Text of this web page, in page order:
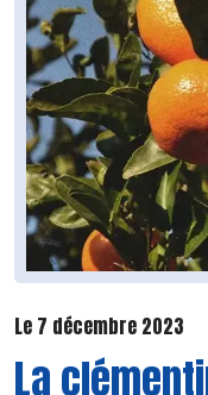
Le 7 décembre 2023
La